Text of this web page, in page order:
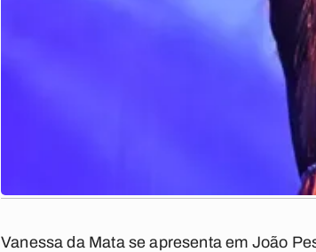
Vanessa da Mata se apresenta em João